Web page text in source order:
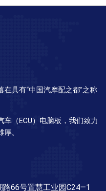
具有“中国汽摩配之都”之称
（ECU）电脑板，我们致力
。
66号置慧工业园C24—1